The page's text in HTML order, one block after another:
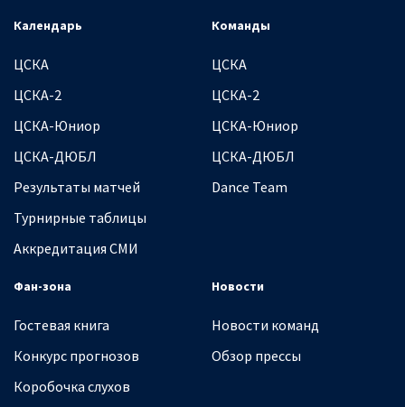
Календарь
ЦСКА
ЦСКА-2
ЦСКА-Юниор
ЦСКА-ДЮБЛ
Результаты матчей
Турнирные таблицы
Аккредитация СМИ
Команды
ЦСКА
ЦСКА-2
ЦСКА-Юниор
ЦСКА-ДЮБЛ
Dance Team
Фан-зона
Гостевая книга
Конкурс прогнозов
Коробочка слухов
Новости
Новости команд
Обзор прессы